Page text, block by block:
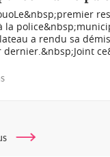
la
a rendu sa
dernier.&nbsp;Joint